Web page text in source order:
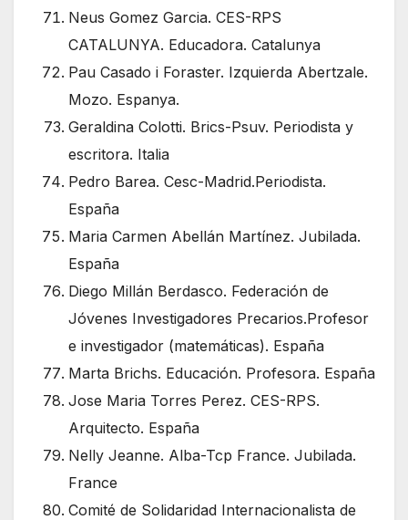
Neus Gomez Garcia. CES-RPS
CATALUNYA. Educadora. Catalunya
Pau Casado i Foraster. Izquierda Abertzale.
Mozo. Espanya.
Geraldina Colotti. Brics-Psuv. Periodista y
escritora. Italia
Pedro Barea. Cesc-Madrid.Periodista.
España
Maria Carmen Abellán Martínez. Jubilada.
España
Diego Millán Berdasco. Federación de
Jóvenes Investigadores Precarios.Profesor
e investigador (matemáticas). España
Marta Brichs. Educación. Profesora. España
Jose Maria Torres Perez. CES-RPS.
Arquitecto. España
Nelly Jeanne. Alba-Tcp France. Jubilada.
France
Comité de Solidaridad Internacionalista de